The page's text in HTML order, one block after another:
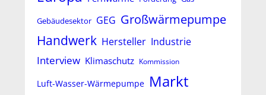
Gebäudesektor GEG Großwärmepumpe
Handwerk Hersteller Industrie
Interview Klimaschutz Kommission
Luft-Wasser-Wärmepumpe Markt